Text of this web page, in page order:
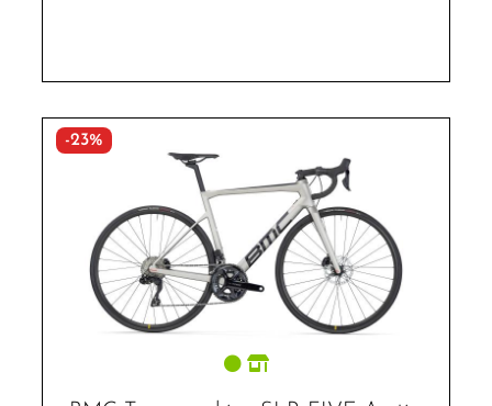
-23%